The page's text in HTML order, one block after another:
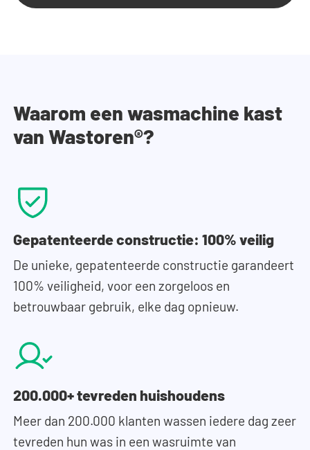
Waarom een wasmachine kast
van Wastoren®?
Gepatenteerde constructie: 100% veilig
De unieke, gepatenteerde constructie garandeert
100% veiligheid, voor een zorgeloos en
betrouwbaar gebruik, elke dag opnieuw.
200.000+ tevreden huishoudens
Meer dan 200.000 klanten wassen iedere dag zeer
tevreden hun was in een wasruimte van